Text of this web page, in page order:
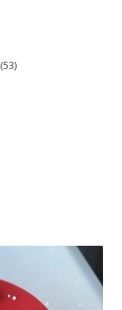
(53)